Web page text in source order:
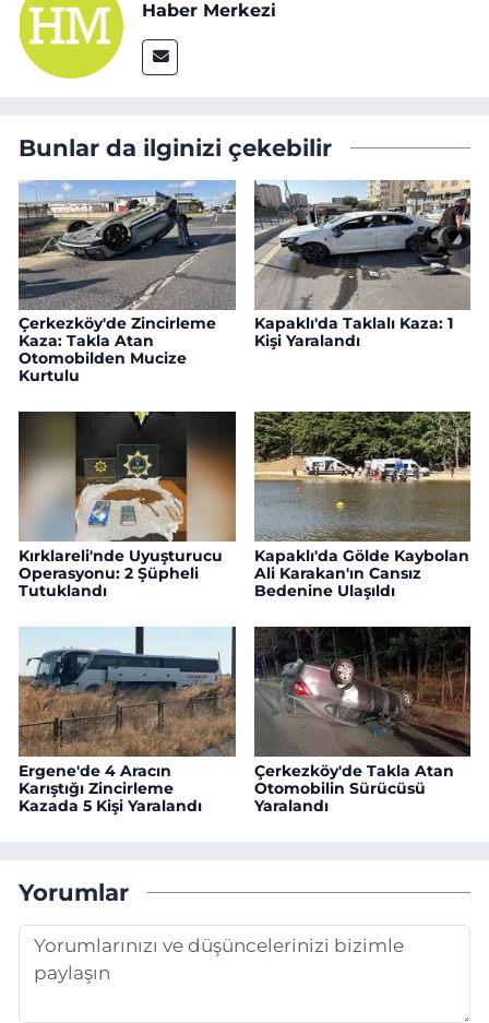
Haber Merkezi
Bunlar da ilginizi çekebilir
Çerkezköy'de Zincirleme
Kaza: Takla Atan
Otomobilden Mucize
Kurtulu
Kapaklı'da Taklalı Kaza: 1
Kişi Yaralandı
Kırklareli'nde Uyuşturucu
Operasyonu: 2 Şüpheli
Tutuklandı
Kapaklı'da Gölde Kaybolan
Ali Karakan'ın Cansız
Bedenine Ulaşıldı
Ergene'de 4 Aracın
Karıştığı Zincirleme
Kazada 5 Kişi Yaralandı
Çerkezköy'de Takla Atan
Otomobilin Sürücüsü
Yaralandı
Yorumlar